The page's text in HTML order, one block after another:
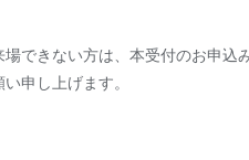
できない方は、本受付のお申込
申し上げます。